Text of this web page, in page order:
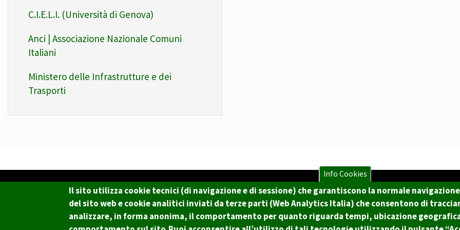
C.I.E.L.I. (Università di Genova)
Anci | Associazione Nazionale Comuni
Italiani
Ministero delle Infrastrutture e dei
Trasporti
Copyright © 2017 Città metropolitana di Genova | CF: 80007350103
Il Portale è gestito dal Servizio Sistemi Informativi e Sviluppo Economico, GenovaMetropoli
Tecnologie e
Statistiche Area
Info Cookies
Il sito utilizza cookie tecnici (di navigazione e di sessione) che garantiscono la normale
del sito web e cookie analitici inviati da terze parti (Web Analytics Italia) che consentono di
analizzare, in forma anonima, il comportamento per quanto riguarda tempi, ubicazione